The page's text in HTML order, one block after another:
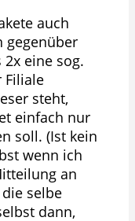
auch
gegenüber
eine sog.
Filiale
steht,
einfach nur
soll. (Ist kein
wenn ich
an
selbe
dann,